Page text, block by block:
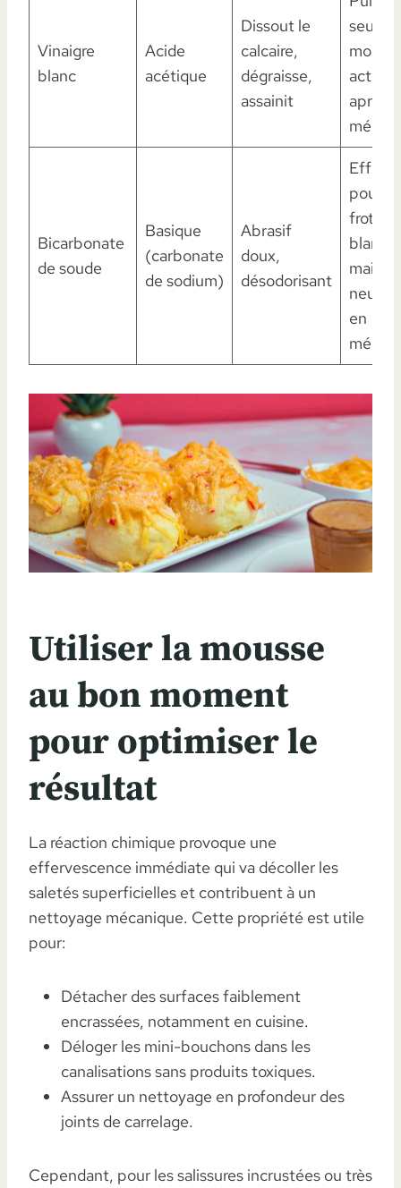
Vinaigre
blanc
Acide
acétique
Dissout le
calcaire,
dégraisse,
assainit
seul,
moins
actif
après
Bicarbonate
de soude
Basique
(carbonate
de sodium)
Abrasif
doux,
désodorisant
pour
frotter,
mais
en
Utiliser la mousse
au bon moment
pour optimiser le
résultat
La réaction chimique provoque une
effervescence immédiate qui va décoller les
saletés superficielles et contribuent à un
nettoyage mécanique. Cette propriété est utile
pour:
Détacher des surfaces faiblement
encrassées, notamment en cuisine.
Déloger les mini-bouchons dans les
canalisations sans produits toxiques.
Assurer un nettoyage en profondeur des
joints de carrelage.
Cependant, pour les salissures incrustées ou très